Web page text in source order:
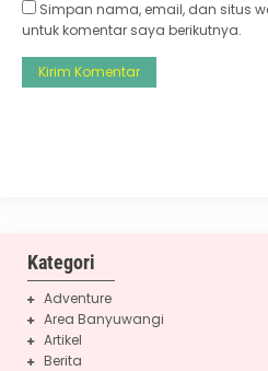
Simpan nama, email, dan situs
untuk komentar saya berikutnya.
Kategori
Adventure
Area Banyuwangi
Artikel
Berita